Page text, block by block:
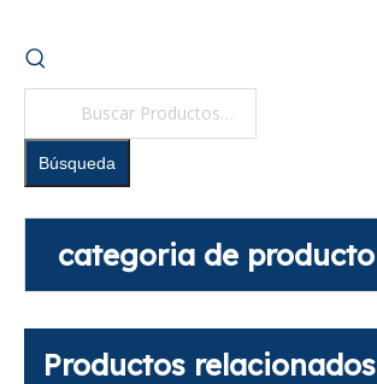
Búsqueda
categoria de producto
Productos relacionados